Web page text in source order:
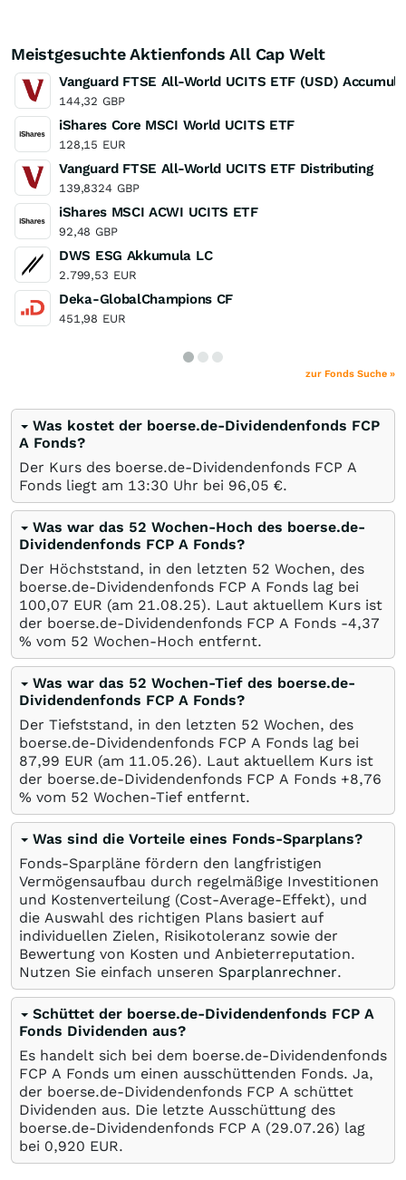
Meistgesuchte Aktienfonds All Cap Welt
Vanguard FTSE All-World UCITS ETF (USD)
144,32 GBP
iShares Core MSCI World UCITS ETF
128,15 EUR
Vanguard FTSE All-World UCITS ETF Distributing
139,8324 GBP
iShares MSCI ACWI UCITS ETF
92,48 GBP
DWS ESG Akkumula LC
2.799,53 EUR
Deka-GlobalChampions CF
451,98 EUR
zur Fonds Suche »
Was kostet der boerse.de-Dividendenfonds FCP
A Fonds?
Der Kurs des boerse.de-Dividendenfonds FCP A
Fonds liegt am 13:30 Uhr bei 96,05 €.
Was war das 52 Wochen-Hoch des boerse.de-
Dividendenfonds FCP A Fonds?
Der Höchststand, in den letzten 52 Wochen, des
boerse.de-Dividendenfonds FCP A Fonds lag bei
100,07 EUR (am 21.08.25). Laut aktuellem Kurs ist
der boerse.de-Dividendenfonds FCP A Fonds -4,37
% vom 52 Wochen-Hoch entfernt.
Was war das 52 Wochen-Tief des boerse.de-
Dividendenfonds FCP A Fonds?
Der Tiefststand, in den letzten 52 Wochen, des
boerse.de-Dividendenfonds FCP A Fonds lag bei
87,99 EUR (am 11.05.26). Laut aktuellem Kurs ist
der boerse.de-Dividendenfonds FCP A Fonds +8,76
% vom 52 Wochen-Tief entfernt.
Was sind die Vorteile eines Fonds-Sparplans?
Fonds-Sparpläne fördern den langfristigen
Vermögensaufbau durch regelmäßige Investitionen
und Kostenverteilung (Cost-Average-Effekt), und
die Auswahl des richtigen Plans basiert auf
individuellen Zielen, Risikotoleranz sowie der
Bewertung von Kosten und Anbieterreputation.
Nutzen Sie einfach unseren Sparplanrechner.
Schüttet der boerse.de-Dividendenfonds FCP A
Fonds Dividenden aus?
Es handelt sich bei dem boerse.de-Dividendenfonds
FCP A Fonds um einen ausschüttenden Fonds. Ja,
der boerse.de-Dividendenfonds FCP A schüttet
Dividenden aus. Die letzte Ausschüttung des
boerse.de-Dividendenfonds FCP A (29.07.26) lag
bei 0,920 EUR.